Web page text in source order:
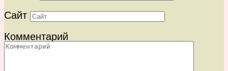
Сайт
Комментарий